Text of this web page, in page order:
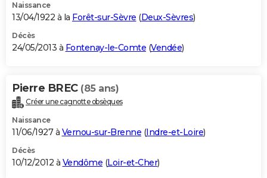
Naissance
13/04/1922 à la Forêt-sur-Sèvre (Deux-Sèvres)
Décès
24/05/2013 à Fontenay-le-Comte (Vendée)
Pierre BREC (85 ans)
Créer une cagnotte obsèques
Naissance
11/06/1927 à Vernou-sur-Brenne (Indre-et-Loire)
Décès
10/12/2012 à Vendôme (Loir-et-Cher)